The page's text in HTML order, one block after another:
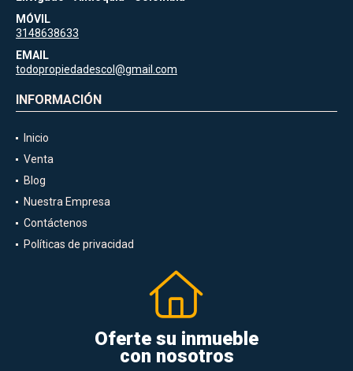
MÓVIL
3148638633
EMAIL
todopropiedadescol@gmail.com
INFORMACIÓN
Inicio
Venta
Blog
Nuestra Empresa
Contáctenos
Políticas de privacidad
Oferte su inmueble
con nosotros